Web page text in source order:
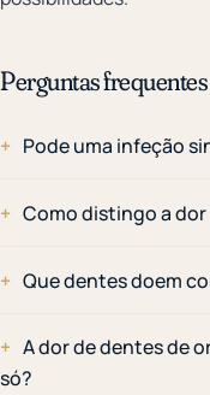
Perguntas frequentes
Pode uma infeção
Como distingo a
Que dentes doem
A dor de dentes de
só?